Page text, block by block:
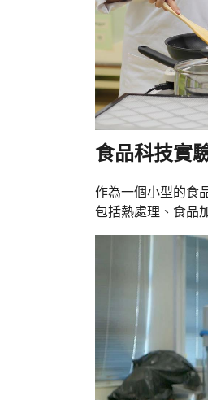
食品科技實
作為一個小型的食
包括熱處理、食品